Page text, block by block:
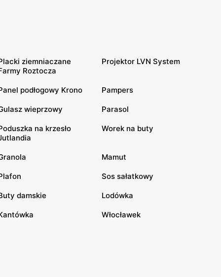
ziemniaczane
Roztocza
Projektor LVN System
podłogowy Krono Pampers
wieprzowy Parasol
na krzesło
Worek na buty
Mamut
Sos sałatkowy
damskie Lodówka
Włocławek